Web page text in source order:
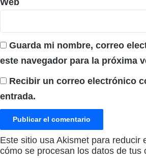
Web
Guarda mi nombre, correo
este navegador para la próxima
Recibir un correo electrónico
entrada.
Este sitio usa Akismet para reducir
cómo se procesan los datos de tus